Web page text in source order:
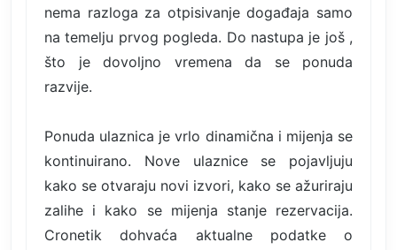
nema razloga za otpisivanje događaja samo
na temelju prvog pogleda. Do nastupa je još ,
što je dovoljno vremena da se ponuda
razvije.
Ponuda ulaznica je vrlo dinamična i mijenja se
kontinuirano. Nove ulaznice se pojavljuju
kako se otvaraju novi izvori, kako se ažuriraju
zalihe i kako se mijenja stanje rezervacija.
Cronetik dohvaća aktualne podatke o